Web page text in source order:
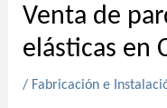
Venta de
elásticas en
/ Fabricación e